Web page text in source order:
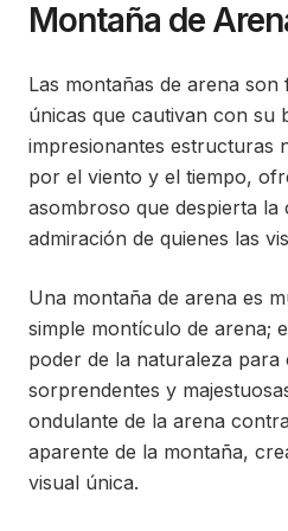
Montaña de
Las montañas de arena
únicas que cautivan con su
impresionantes estructuras
por el viento y el tiempo,
asombroso que despierta la
admiración de quienes las
Una montaña de arena es
simple montículo de arena;
poder de la naturaleza
sorprendentes y
ondulante de la arena
aparente de la montaña,
visual única.